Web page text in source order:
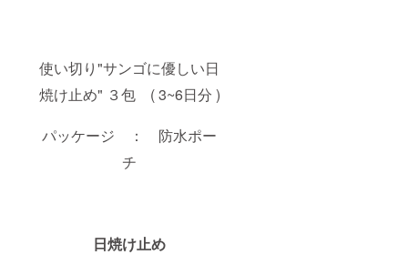
使い切り"サンゴに優しい日
焼け止め" ３包 ( 3~6日分 )
パッケージ ： 防水ポー
チ
日焼け止め